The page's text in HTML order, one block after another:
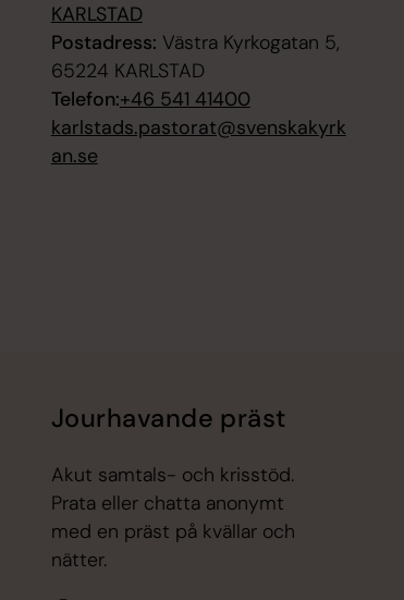
KARLSTAD
Postadress: Västra Kyrkogatan 5,
65224 KARLSTAD
Telefon:+46 541 41400
karlstads.pastorat@svenskakyrk
an.se
Jourhavande präst
Akut samtals- och krisstöd.
Prata eller chatta anonymt
med en präst på kvällar och
nätter.